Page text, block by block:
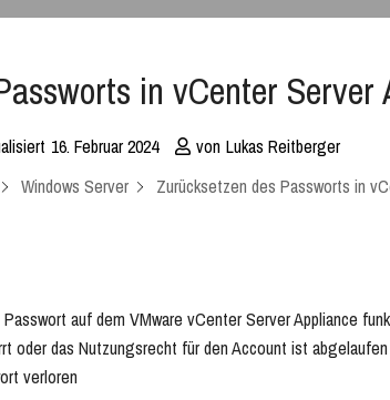
in vCenter Server
16. Februar 2024 von Lukas Reitberger
Windows Server
Zurücksetzen des Passworts in
auf dem VMware vCenter Server Appliance
oder das Nutzungsrecht für den Account ist abgelaufen
verloren